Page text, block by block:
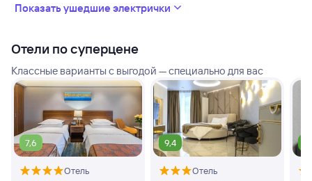
Показать ушедшие электрички
Отели по суперцене
Классные варианты с выгодой — специально для вас
7,6
Отель
9,4
Отель